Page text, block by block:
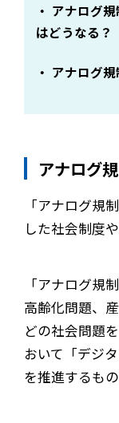
アナログ
はどうなる？
アナログ
アナログ
「アナログ規
した社会制度
「アナログ規
高齢化問題、
どの社会問題
おいて「デジ
を推進するもの